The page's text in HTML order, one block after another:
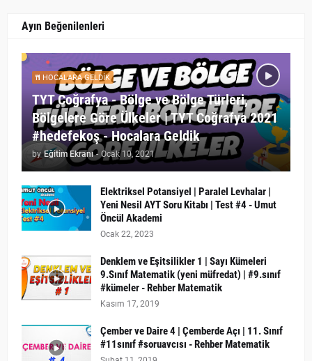
Ayın Beğenilenleri
HOCALARA GELDIK
TYT Coğrafya - Bölge ve Bölge Türleri,
Bölgelere Göre Ülkeler | TYT Coğrafya 2021
#hedefekoş - Hocalara Geldik
by Eğitim Ekranı - Ocak 10, 2021
Elektriksel Potansiyel | Paralel Levhalar |
Yeni Nesil AYT Soru Kitabı | Test #4 - Umut
Öncül Akademi
Ocak 22, 2023
Denklem ve Eşitsilikler 1 | Sayı Kümeleri
9.Sınıf Matematik (yeni müfredat) | #9.sınıf
#kümeler - Rehber Matematik
Kasım 17, 2019
Çember ve Daire 4 | Çemberde Açı | 11. Sınıf
#11sınıf #soruavcısı - Rehber Matematik